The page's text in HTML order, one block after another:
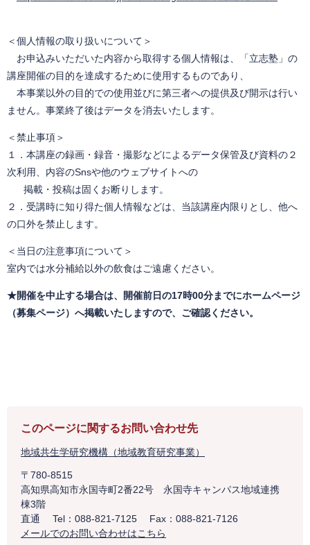
＜個人情報の取り扱いについて＞
お申込みいただいた内容から取得する個人情報は、「立志塾」の
講座開催の目的を達成するために使用するものであり、
本事業以外の目的での使用並びに第三者への提供及び開示は行い
ません。事業終了後はデータを消去いたします。
＜禁止事項＞
１．本講座の録画・録音・撮影などによるデータ保管及び資料の２
次利用、内容のSnsや他のウェブサイトへの
掲載・投稿は固くお断りします。
２．受講時に知り得た個人情報などは、当該講座内限りとし、他へ
の口外を禁止します。
＜当日の注意事項について＞
室内では水分補給以外の飲食はご遠慮ください。
★開催を中止する場合は、開催前日の17時00分までにホームページ
（募集ページ）へ掲載いたしますので、ご確認ください。
このページに関するお問い合わせ先
地域共生学研究機構（地域教育研究事業）
〒780-8515
高知県高知市永国寺町2番22号 永国寺キャンパス地域連携
棟3階
直通
Tel：088-821-7125
Fax：088-821-7126
メールでのお問い合わせはこちら